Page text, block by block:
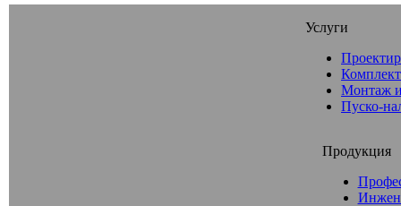
Услуги
Монтаж
Пуско-
Продукция